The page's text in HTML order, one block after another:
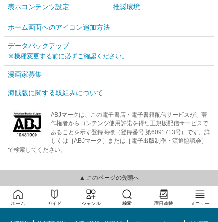
表示コンテンツ設定 推奨環境
ホーム画面へのアイコン追加方法
データバックアップ
※機種変更する前に必ずご確認ください。
漫画家募集
海賊版に関する取組みについて
ABJマークは、この電子書店・電子書籍配信サービスが、著
作権者からコンテンツ使用許諾を得た正規版配信サービスで
あることを示す登録商標（登録番号 第6091713号）です。詳
しくは［ABJマーク］または［電子出版制作・流通協議会］
で検索してください。
▲ このページの先頭へ
ホーム ガイド ジャンル 検索 曜日連載 メニュー